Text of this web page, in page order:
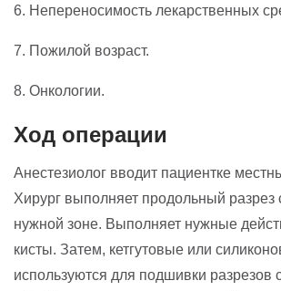
6. Непереносимость лекарственных
7. Пожилой возраст.
8. Онкологии.
Ход операции
Анестезиолог вводит пациентке
Хирург выполняет продольный разрез
нужной зоне. Выполняет нужные
кисты. Затем, кетгутовые или
используются для подшивки разрезов